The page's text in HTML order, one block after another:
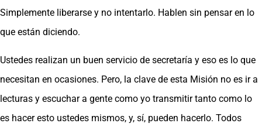
Simplemente liberarse y no intentarlo. Hablen sin pensar en lo
que están diciendo.
Ustedes realizan un buen servicio de secretaría y eso es lo que
necesitan en ocasiones. Pero, la clave de esta Misión no es ir a
lecturas y escuchar a gente como yo transmitir tanto como lo
es hacer esto ustedes mismos, y, sí, pueden hacerlo. Todos